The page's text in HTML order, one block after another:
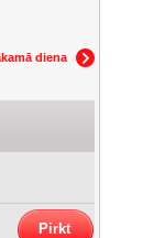
diena
Pirkt